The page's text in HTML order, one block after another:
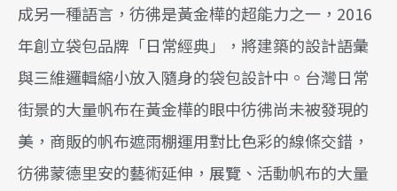
成另一種語言，彷彿是黃金樺的超能力之一，2016
年創立袋包品牌「日常經典」，將建築的設計語彙
與三維邏輯縮小放入隨身的袋包設計中。台灣日常
街景的大量帆布在黃金樺的眼中彷彿尚未被發現的
美，商販的帆布遮雨棚運用對比色彩的線條交錯，
彷彿蒙德里安的藝術延伸，展覽、活動帆布的大量